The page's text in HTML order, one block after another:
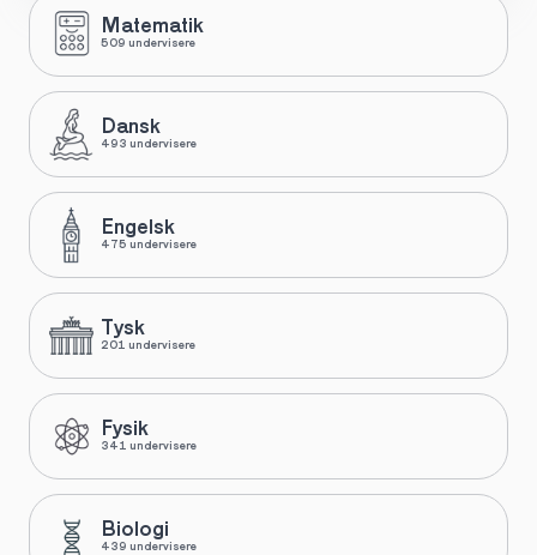
Matematik
509 undervisere
Dansk
493 undervisere
Engelsk
475 undervisere
Tysk
201 undervisere
Fysik
341 undervisere
Biologi
439 undervisere